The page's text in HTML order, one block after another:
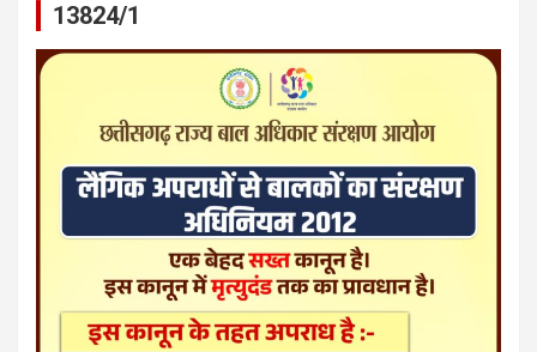
13824/1